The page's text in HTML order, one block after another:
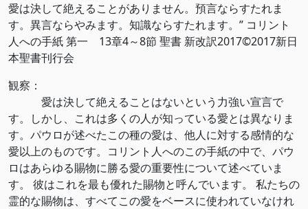
愛は決して絶えることがありません。預言ならすたれま
す。異言ならやみます。知識ならすたれます。” コリント
人への手紙 第一 13章4～8節 聖書 新改訳2017©2017新日
本聖書刊行会
観察：
愛は決して絶えることはないという力強い宣言で
す。しかし、これは多くの人が知っている愛とは異なりま
す。パウロが述べたこの種の愛は、他人に対する感情的な
愛以上のものです。コリント人へのこの手紙の中で、パウ
ロはあらゆる賜物に勝る愛の重要性について述べていま
す。 彼はこれを最も優れた賜物と呼んでいます。 私たちの
霊的な賜物は、すべてこの愛をベースに使われていなけれ